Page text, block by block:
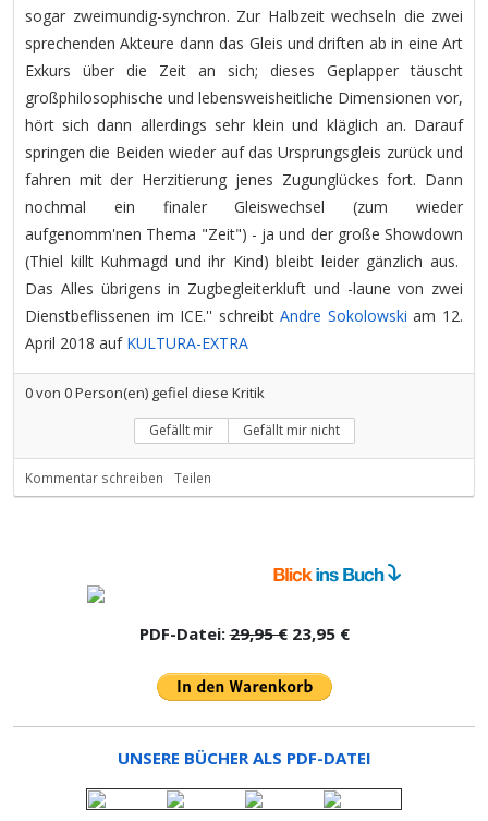
sogar zweimundig-synchron. Zur Halbzeit wechseln die zwei
sprechenden Akteure dann das Gleis und driften ab in eine Art
Exkurs über die Zeit an sich; dieses Geplapper täuscht
großphilosophische und lebensweisheitliche Dimensionen vor,
hört sich dann allerdings sehr klein und kläglich an. Darauf
springen die Beiden wieder auf das Ursprungsgleis zurück und
fahren mit der Herzitierung jenes Zugunglückes fort. Dann
nochmal ein finaler Gleiswechsel (zum wieder
aufgenomm'nen Thema "Zeit") - ja und der große Showdown
(Thiel killt Kuhmagd und ihr Kind) bleibt leider gänzlich aus.
Das Alles übrigens in Zugbegleiterkluft und -laune von zwei
Dienstbeflissenen im ICE.'' schreibtAndre Sokolowski am 12.
April 2018 auf KULTURA-EXTRA
0von 0Person(en) gefiel diese Kritik
Gefällt mir Gefällt mir nicht
Kommentar schreiben Teilen
PDF-Datei:29,95 €23,95 €
UNSERE BÜCHER ALS PDF-DATEI